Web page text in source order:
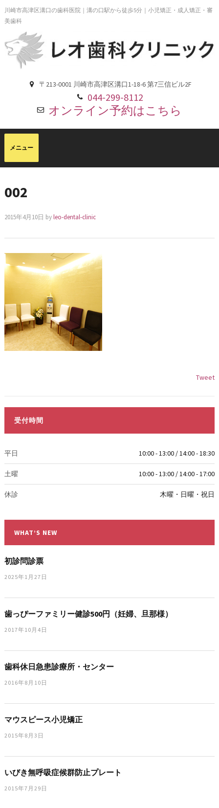
川崎市高津区溝口の歯科医院｜溝の口駅から徒歩5分｜小児矯正・成人矯正・審
美歯科
〒213-0001 川崎市高津区溝口1-18-6 第7三信ビル2F
044-299-8112
オンライン予約はこちら
002
2015年4月10日 byleo-dental-clinic
Tweet
受付時間
平日 10:00 - 13:00 / 14:00 - 18:30
土曜 10:00 - 13:00 / 14:00 - 17:00
休診 木曜・日曜・祝日
WHAT’S NEW
初診問診票
2025年1月27日
歯っぴーファミリー健診500円（妊婦、旦那様）
2017年10月4日
歯科休日急患診療所・センター
2016年8月10日
マウスピース小児矯正
2015年8月3日
いびき無呼吸症候群防止プレート
2015年7月29日